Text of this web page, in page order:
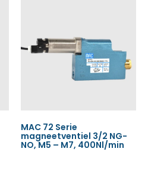
MAC 72 Serie
magneetventiel 3/2 NG-
NO, M5 – M7, 400Nl/min